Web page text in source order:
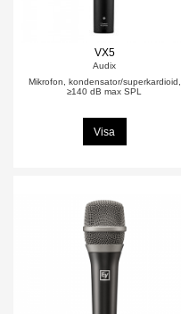
VX5
Audix
Mikrofon, kondensator/superkardioid,
≥140 dB max SPL
Visa